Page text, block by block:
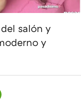
salón y
y